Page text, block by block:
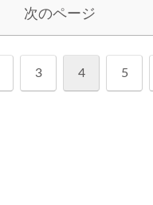
次のページ
3 4 5